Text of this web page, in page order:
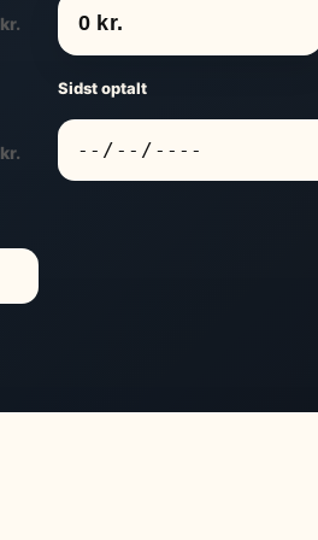
kr.
kr.
Sidst optalt